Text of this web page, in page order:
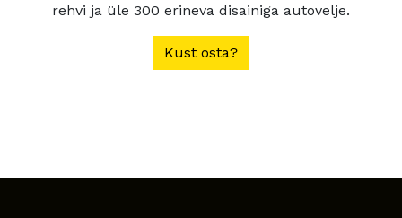
rehvi ja üle 300 erineva disainiga autovelje.
Kust osta?